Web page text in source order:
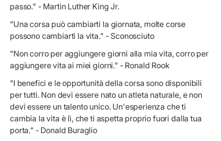
passo." - Martin Luther King Jr.
"Una corsa può cambiarti la giornata, molte corse
possono cambiarti la vita." - Sconosciuto
"Non corro per aggiungere giorni alla mia vita, corro per
aggiungere vita ai miei giorni." - Ronald Rook
"I benefici e le opportunità della corsa sono disponibili
per tutti. Non devi essere nato un atleta naturale, e non
devi essere un talento unico. Un'esperienza che ti
cambia la vita è lì, che ti aspetta proprio fuori dalla tua
porta." - Donald Buraglio